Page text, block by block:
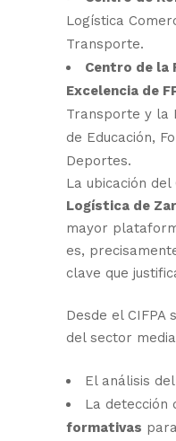
Logística
Transporte.
Centro de la
Excelencia de
Transporte y la
de Educación,
Deportes.
La ubicación del
Logística de
mayor
es,
clave que
Desde el CIFPA
del sector
El análisis del
La detección
formativas